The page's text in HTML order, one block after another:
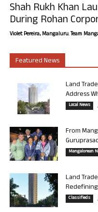
Shah Rukh Khan
During Rohan
Violet Pereira, Mangaluru. Team
Featured News
Land
Address
Local News
From
Mangalorean
Land
Classifieds